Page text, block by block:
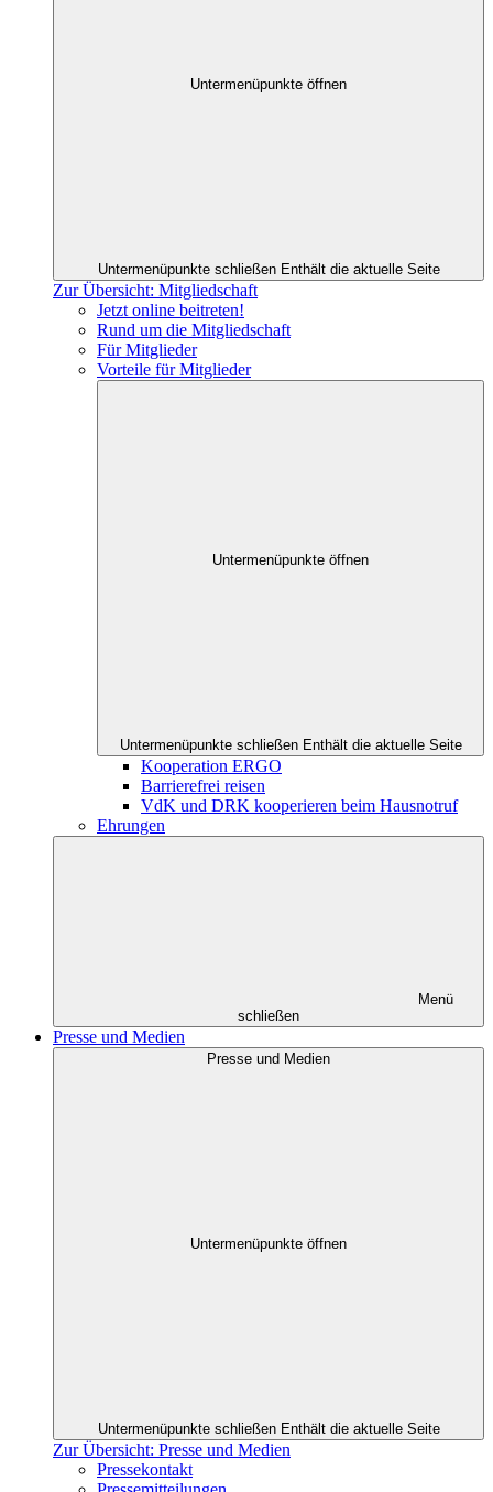
Untermenüpunkte öffnen
Untermenüpunkte schließen Enthält die aktuelle Seite
Zur Übersicht: Mitgliedschaft
Jetzt online beitreten!
Rund um die Mitgliedschaft
Für Mitglieder
Vorteile für Mitglieder
Untermenüpunkte öffnen
Untermenüpunkte schließen Enthält die aktuelle Seite
Kooperation ERGO
Barrierefrei reisen
VdK und DRK kooperieren beim Hausnotruf
Ehrungen
Menü
schließen
Presse und Medien
Presse und Medien
Untermenüpunkte öffnen
Untermenüpunkte schließen Enthält die aktuelle Seite
Zur Übersicht: Presse und Medien
Pressekontakt